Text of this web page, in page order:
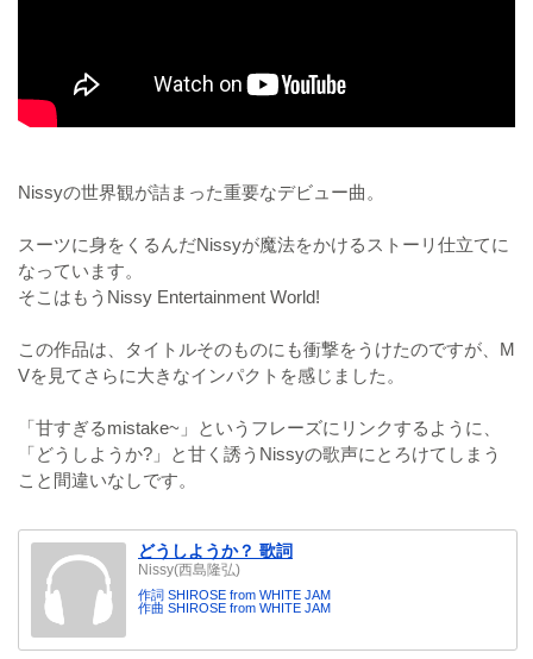
Nissyの世界観が詰まった重要なデビュー曲。
スーツに身をくるんだNissyが魔法をかけるストーリ仕立てに
なっています。
そこはもうNissy Entertainment World!
この作品は、タイトルそのものにも衝撃をうけたのですが、M
Vを見てさらに大きなインパクトを感じました。
「甘すぎるmistake~」というフレーズにリンクするように、
「どうしようか?」と甘く誘うNissyの歌声にとろけてしまう
こと間違いなしです。
どうしようか？ 歌詞
Nissy(西島隆弘)
作詞 SHIROSE from WHITE JAM
作曲 SHIROSE from WHITE JAM